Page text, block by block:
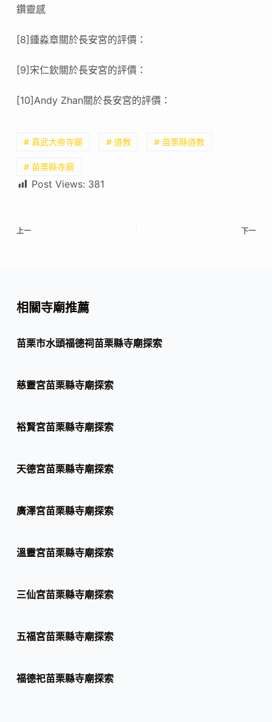
鑽靈感
[8]鍾淼章關於長安宮的評價：
[9]宋仁欽關於長安宮的評價：
[10]Andy Zhan關於長安宮的評價：
# 真武大帝寺廟 # 道教 # 苗栗縣道教
# 苗栗縣寺廟
Post Views: 381
上一 下一
相關寺廟推薦
苗栗市水頭福德祠苗栗縣寺廟探索
慈靈宮苗栗縣寺廟探索
裕賢宮苗栗縣寺廟探索
天德宮苗栗縣寺廟探索
廣澤宮苗栗縣寺廟探索
溫靈宮苗栗縣寺廟探索
三仙宮苗栗縣寺廟探索
五福宮苗栗縣寺廟探索
福德祀苗栗縣寺廟探索